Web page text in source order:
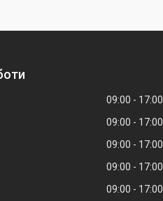
09:00
17:00
09:00
17:00
09:00
17:00
09:00
17:00
09:00
17:00